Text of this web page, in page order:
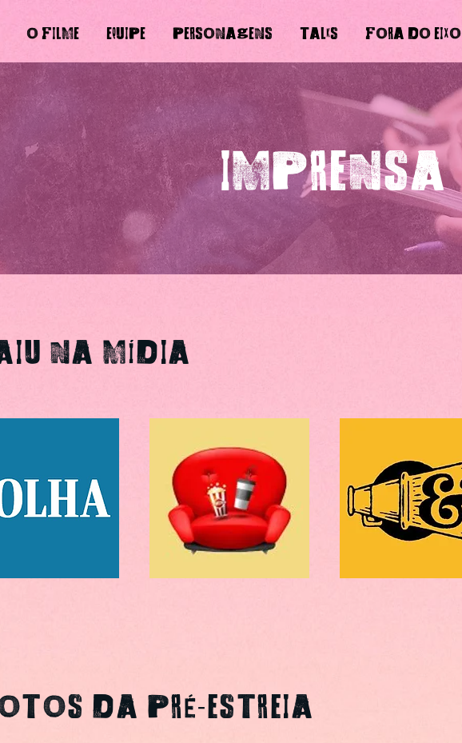
O FILME EQUIPE PERSONAGENS TALKS FORA DO EIXO
IMPRENSA
NA MÍDIA
DA PRÉ-ESTREIA